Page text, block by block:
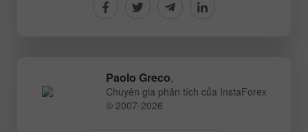
Paolo Greco,
Chuyên gia phân tích của InstaForex
© 2007-2026